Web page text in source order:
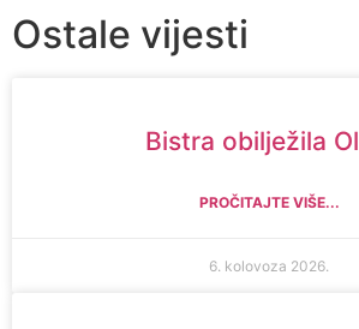
Ostale vijesti
Bistra obilježila
PROČITAJTE VIŠE...
6. kolovoza 2026.